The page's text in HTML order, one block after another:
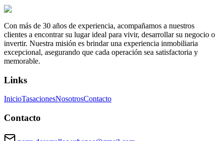
Con más de 30 años de experiencia, acompañamos a nuestros
clientes a encontrar su lugar ideal para vivir, desarrollar su negocio o
invertir. Nuestra misión es brindar una experiencia inmobiliaria
excepcional, asegurando que cada operación sea satisfactoria y
memorable.
Links
InicioTasacionesNosotrosContacto
Contacto